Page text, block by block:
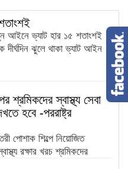
আইনে ভ্যাট হার ১৫ শতাংশই
দীর্ঘদিন ঝুলে থাকা ভ্যাট আইন
শ্রমিকদের স্বাস্থ্য সেবা
হবে -পররাষ্ট্র
পোশাক শিল্পে নিয়োজিত
রক্ষার খরচ শ্রমিকদের